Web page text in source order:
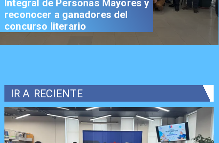
Integral de Personas Mayores y
reconocer a ganadores del
concurso literario
IR A RECIENTE